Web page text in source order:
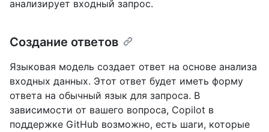
анализирует входный запрос.
Создание ответов
Языковая модель создает ответ на основе анализа
входных данных. Этот ответ будет иметь форму
ответа на обычный язык для запроса. В
зависимости от вашего вопроса, Copilot в
поддержке GitHub возможно, есть шаги, которые